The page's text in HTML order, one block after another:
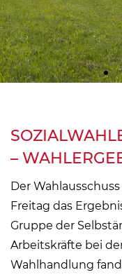
–
Der
Freitag das
Gruppe der
Arbeitskräfte bei
Wahlhandlung